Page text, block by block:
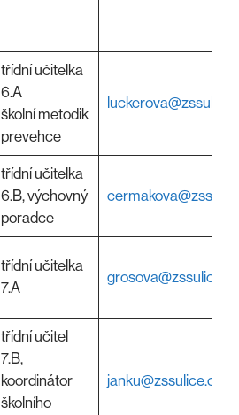
třídní učitelka
6.A
školní metodik
prevehce
třídní učitelka
6.B, výchovný
poradce
třídní učitelka
7.A
grosova@zssulice.cz
třídní učitel
7.B,
koordinátor
školního
janku@zssulice.cz